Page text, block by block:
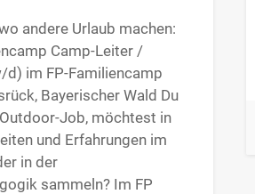
andere Urlaub machen:
Camp-Leiter /
im FP-Familiencamp
Bayerischer Wald Du
Job, möchtest in
und Erfahrungen im
in der
sammeln? Im FP